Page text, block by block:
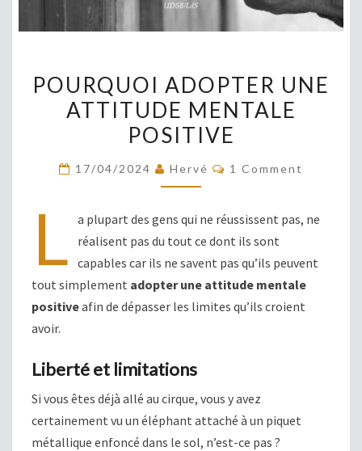
ADOPTER
UNE
ATTITUDE
POSITIVE
POURQUOI ADOPTER UNE
ATTITUDE MENTALE
POSITIVE
17/04/2024 Hervé COMMENTS
1 Comment
L a plupart des gens qui ne réussissent pas, ne
réalisent pas du tout ce dont ils sont
capables car ils ne savent pas qu’ils peuvent
tout simplement adopter une attitude mentale
positiveafin de dépasser les limites qu’ils croient
avoir.
Liberté et limitations
Si vous êtes déjà allé au cirque, vous y avez
certainement vu un éléphant attaché à un piquet
métallique enfoncé dans le sol, n’est-ce pas ?